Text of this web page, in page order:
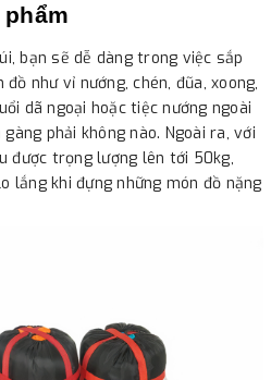
bạn sẽ dễ dàng trong việc sắp
như vỉ nướng, chén, đũa, xoong,
dã ngoại hoặc tiệc nướng ngoài
phải không nào. Ngoài ra, với
được trọng lượng lên tới 50kg,
lắng khi đựng những món đồ nặng